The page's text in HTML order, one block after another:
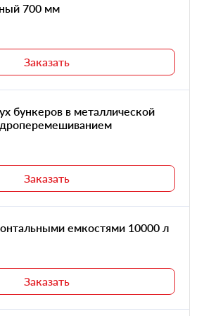
700 мм
Заказать
бункеров в металлической
Заказать
емкостями 10000 л
Заказать